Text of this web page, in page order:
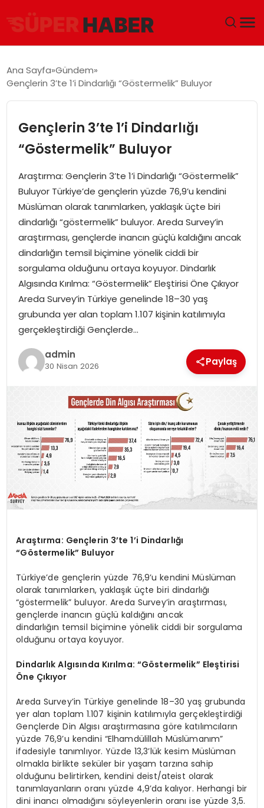
GÜNDEM
DÜNYA
EĞITIM
EKONOMI
MAGAZIN
SAĞLIK
SIYASET
SPOR
TEKNOLOJI
YAŞAM
Ana Sayfa Gündem
Gençlerin 3’te 1’i Dindarlığı “Göstermelik” Buluyor
Gençlerin 3’te 1’i Dindarlığı
“Göstermelik” Buluyor
Araştırma: Gençlerin 3’te 1’i Dindarlığı “Göstermelik”
Buluyor Türkiye’de gençlerin yüzde 76,9’u kendini
Müslüman olarak tanımlarken, yaklaşık üçte biri
dindarlığı “göstermelik” buluyor. Areda Survey’in
araştırması, gençlerde inancın güçlü kaldığını ancak
dindarlığın temsil biçimine yönelik ciddi bir
sorgulama olduğunu ortaya koyuyor. Dindarlık
Algısında Kırılma: “Göstermelik” Eleştirisi Öne Çıkıyor
Areda Survey’in Türkiye genelinde 18–30 yaş
grubunda yer alan toplam 1.107 kişinin katılımıyla
gerçekleştirdiği Gençlerde…
admin
30 Nisan 2026 Paylaş
Araştırma: Gençlerin 3’te 1’i Dindarlığı
“Göstermelik” Buluyor
Türkiye’de gençlerin yüzde 76,9’u kendini Müslüman
olarak tanımlarken, yaklaşık üçte biri dindarlığı
“göstermelik” buluyor. Areda Survey’in araştırması,
gençlerde inancın güçlü kaldığını ancak
dindarlığın temsil biçimine yönelik ciddi bir sorgulama
olduğunu ortaya koyuyor.
Dindarlık Algısında Kırılma: “Göstermelik” Eleştirisi
Öne Çıkıyor
Areda Survey’in Türkiye genelinde 18–30 yaş grubunda
yer alan toplam 1.107 kişinin katılımıyla gerçekleştirdiği
Gençlerde Din Algısı araştırmasına göre katılımcıların
yüzde 76,9’u kendini “Elhamdülillah Müslümanım”
ifadesiyle tanımlıyor. Yüzde 13,3’lük kesim Müslüman
olmakla birlikte seküler bir yaşam tarzına sahip
olduğunu belirtirken, kendini deist/ateist olarak
tanımlayanların oranı yüzde 4,9’da kalıyor. Herhangi bir
dini inancı olmadığını söyleyenlerin oranı ise yüzde 3,5.